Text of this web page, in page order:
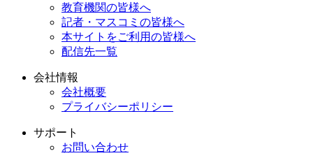
教育機関の皆様へ
記者・マスコミの皆様へ
本サイトをご利用の皆様へ
配信先一覧
会社情報
会社概要
プライバシーポリシー
サポート
お問い合わせ